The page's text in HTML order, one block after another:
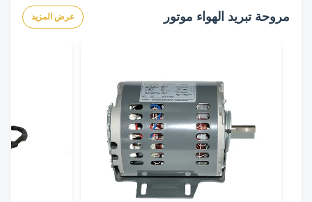
مروحة تبريد الهواء موتور عرض المزيد